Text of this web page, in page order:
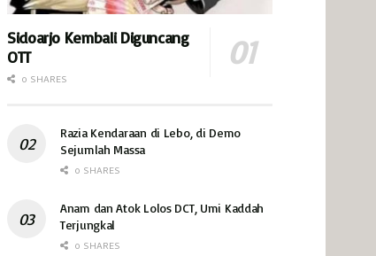
Sidoarjo Kembali Diguncang
OTT
0 SHARES
Razia Kendaraan di Lebo, di Demo
Sejumlah Massa
0 SHARES
Anam dan Atok Lolos DCT, Umi Kaddah
Terjungkal
0 SHARES